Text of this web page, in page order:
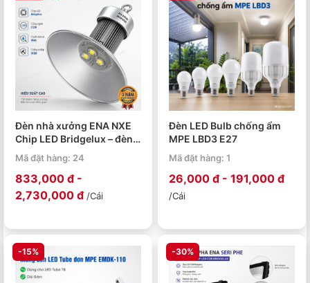
Đèn nhà xưởng ENA NXE
Chip LED Bridgelux – đèn
LED Highbay 50W đến
250W
Mã đặt hàng: 24
833,000 đ -
2,730,000 đ /Cái
Đèn LED Bulb chống ẩm
MPE LBD3 E27
Mã đặt hàng: 1
26,000 đ - 191,000 đ
/Cái
-15% -30%